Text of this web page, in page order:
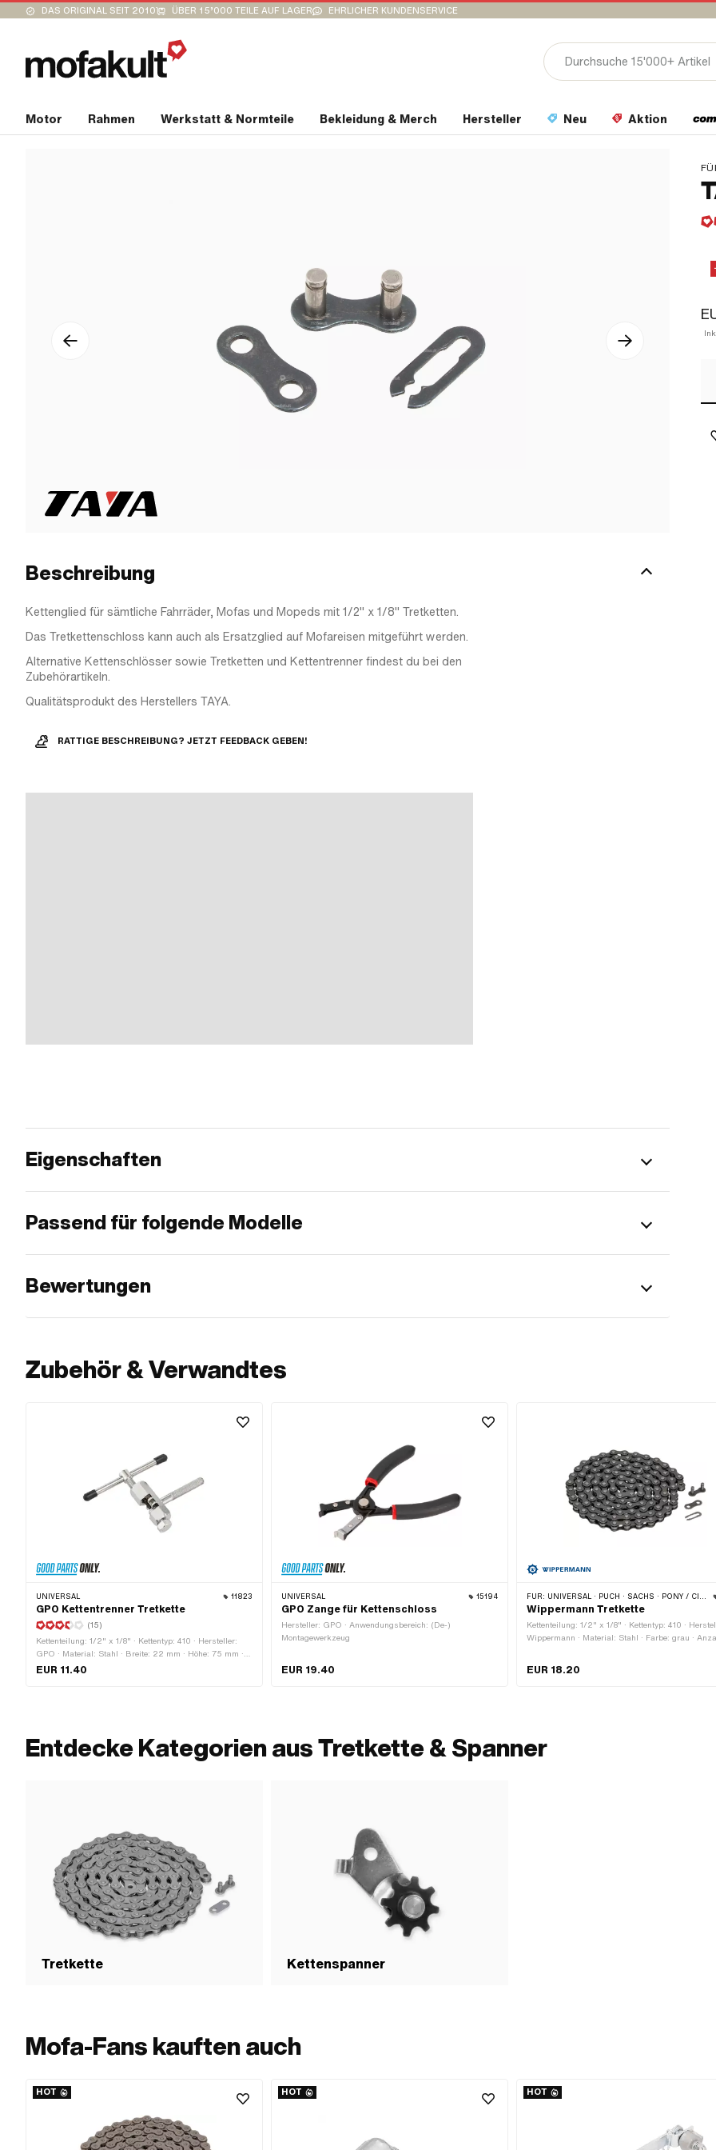
DAS ORIGINAL SEIT 2010 ÜBER 15’000 TEILE AUF LAGER EHRLICHER KUNDENSERVICE
Motor Rahmen Werkstatt & Normteile Bekleidung & Merch Hersteller Neu Aktion
Beschreibung
Kettenglied für sämtliche Fahrräder, Mofas und Mopeds mit 1/2" x 1/8" Tretketten.
Das Tretkettenschloss kann auch als Ersatzglied auf Mofareisen mitgeführt werden.
Alternative Kettenschlösser sowie Tretketten und Kettentrenner findest du bei den
Zubehörartikeln.
Qualitätsprodukt des Herstellers TAYA.
RATTIGE BESCHREIBUNG? JETZT FEEDBACK GEBEN!
Eigenschaften
Passend für folgende Modelle
Bewertungen
Zubehör & Verwandtes
UNIVERSAL 11823
GPO Kettentrenner Tretkette
(15)
Kettenteilung: 1/2" x 1/8" · Kettentyp: 410 · Hersteller:
GPO · Material: Stahl · Breite: 22 mm · Höhe: 75 mm ·
Oberfläche: verzinkt (blau) · Gesamtlänge: 70 mm ·
EUR 11.40
UNIVERSAL 15194
GPO Zange für Kettenschloss
Hersteller: GPO · Anwendungsbereich: (De-)
Montagewerkzeug
EUR 19.40
FÜR: UNIVERSAL · PUCH · SACHS · PONY / CILO (BETA 521 & 512) · PIAGGIO · ZÜNDAPP BELMONDO · SOLEX · ALPA CHOPPER / TURBO · CILO
Wippermann Tretkette
Kettenteilung: 1/2" x 1/8" · Kettentyp: 410 ·
Wippermann · Material: Stahl · Farbe: grau ·
geölt
EUR 18.20
Entdecke Kategorien aus Tretkette & Spanner
Tretkette Kettenspanner
Mofa-Fans kauften auch
HOT HOT HOT